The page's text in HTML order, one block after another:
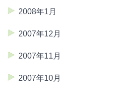
2008年1月
2007年12月
2007年11月
2007年10月